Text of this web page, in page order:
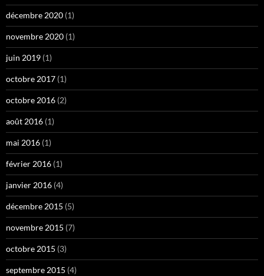
décembre 2020 (1)
novembre 2020 (1)
juin 2019 (1)
octobre 2017 (1)
octobre 2016 (2)
août 2016 (1)
mai 2016 (1)
février 2016 (1)
janvier 2016 (4)
décembre 2015 (5)
novembre 2015 (7)
octobre 2015 (3)
septembre 2015 (4)